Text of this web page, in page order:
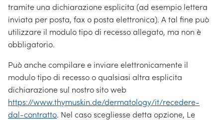
tramite una dichiarazione esplicita (ad esempio lettera
inviata per posta, fax o posta elettronica). A tal fine può
utilizzare il modulo tipo di recesso allegato, ma non è
obbligatorio.
Può anche compilare e inviare elettronicamente il
modulo tipo di recesso o qualsiasi altra esplicita
dichiarazione sul nostro sito web
https://www.thymuskin.de/dermatology/it/recedere-
dal-contratto. Nel caso scegliesse detta opzione, Le